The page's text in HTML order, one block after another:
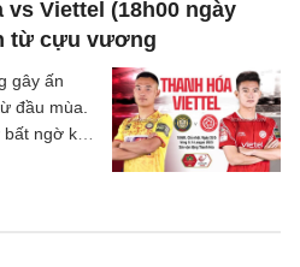
vs Viettel (18h00 ngày
từ cựu vương
gây ấn
đầu mùa.
ngờ khi
FC?